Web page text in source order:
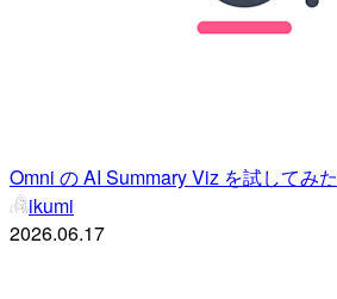
Omni の AI Summary Viz を試してみた
ikumi
2026.06.17